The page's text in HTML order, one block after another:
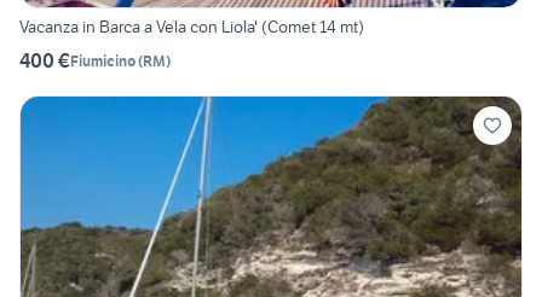
Vacanza in Barca a Vela con Liola' (Comet 14 mt)
400 €Fiumicino(RM)